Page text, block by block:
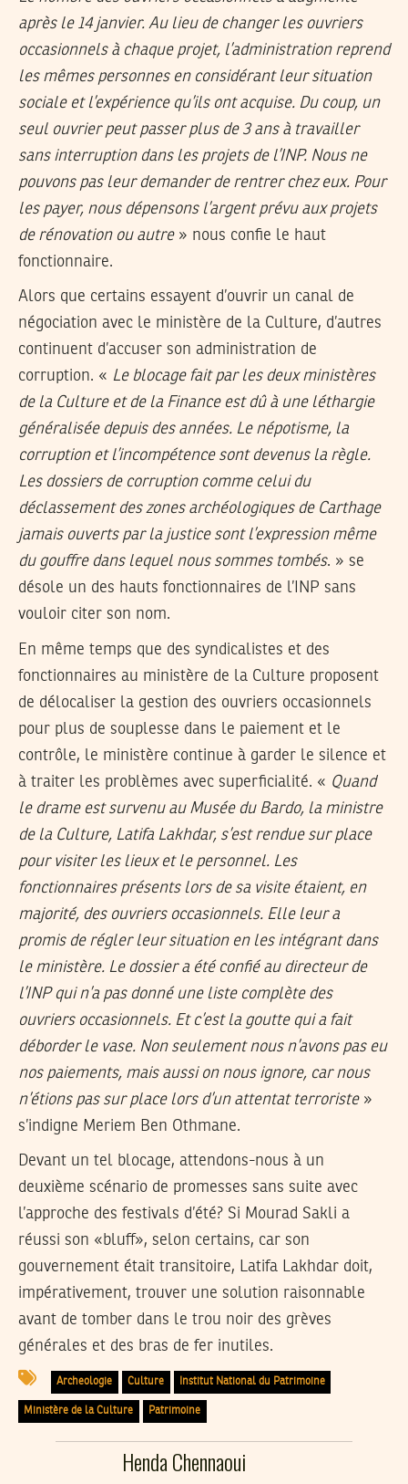
après le 14 janvier. Au lieu de changer les ouvriers
occasionnels à chaque projet, l’administration reprend
les mêmes personnes en considérant leur situation
sociale et l’expérience qu’ils ont acquise. Du coup, un
seul ouvrier peut passer plus de 3 ans à travailler
sans interruption dans les projets de l’INP. Nous ne
pouvons pas leur demander de rentrer chez eux. Pour
les payer, nous dépensons l’argent prévu aux projets
de rénovation ou autre» nous confie le haut
fonctionnaire.
Alors que certains essayent d’ouvrir un canal de
négociation avec le ministère de la Culture, d’autres
continuent d’accuser son administration de
corruption. « Le blocage fait par les deux ministères
de la Culture et de la Finance est dû à une léthargie
généralisée depuis des années. Le népotisme, la
corruption et l’incompétence sont devenus la règle.
Les dossiers de corruption comme celui du
déclassement des zones archéologiques de Carthage
jamais ouverts par la justice sont l’expression même
du gouffre dans lequel nous sommes tombés. » se
désole un des hauts fonctionnaires de l’INP sans
vouloir citer son nom.
En même temps que des syndicalistes et des
fonctionnaires au ministère de la Culture proposent
de délocaliser la gestion des ouvriers occasionnels
pour plus de souplesse dans le paiement et le
contrôle, le ministère continue à garder le silence et
à traiter les problèmes avec superficialité. « Quand
le drame est survenu au Musée du Bardo, la ministre
de la Culture, Latifa Lakhdar, s’est rendue sur place
pour visiter les lieux et le personnel. Les
fonctionnaires présents lors de sa visite étaient, en
majorité, des ouvriers occasionnels. Elle leur a
promis de régler leur situation en les intégrant dans
le ministère. Le dossier a été confié au directeur de
l’INP qui n’a pas donné une liste complète des
ouvriers occasionnels. Et c’est la goutte qui a fait
déborder le vase. Non seulement nous n’avons pas eu
nos paiements, mais aussi on nous ignore, car nous
n’étions pas sur place lors d’un attentat terroriste»
s’indigne Meriem Ben Othmane.
Devant un tel blocage, attendons-nous à un
deuxième scénario de promesses sans suite avec
l’approche des festivals d’été? Si Mourad Sakli a
réussi son «bluff», selon certains, car son
gouvernement était transitoire, Latifa Lakhdar doit,
impérativement, trouver une solution raisonnable
avant de tomber dans le trou noir des grèves
générales et des bras de fer inutiles.
Archeologie Culture Institut National du Patrimoine
Ministère de la Culture Patrimoine
Henda Chennaoui